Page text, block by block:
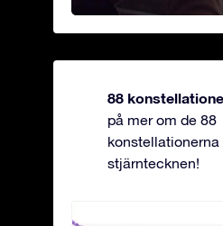
88
på mer om de 88
konstellationerna
stjärntecknen!
Andromeda - Den